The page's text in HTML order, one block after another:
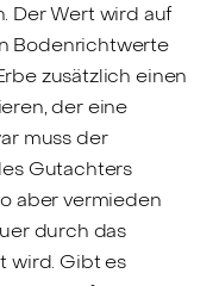
Der Wert wird auf
Bodenrichtwerte
zusätzlich einen
der eine
muss der
Gutachters
aber vermieden
durch das
wird. Gibt es